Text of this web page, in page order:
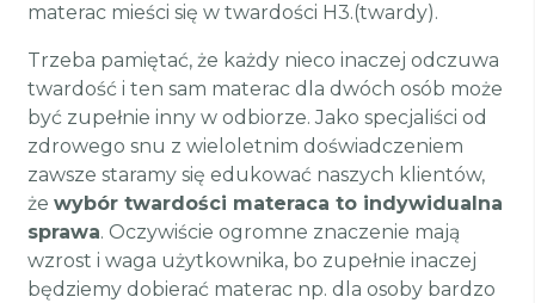
materac mieści się w twardości H3.(twardy).
Trzeba pamiętać, że każdy nieco inaczej odczuwa
twardość i ten sam materac dla dwóch osób może
być zupełnie inny w odbiorze. Jako specjaliści od
zdrowego snu z wieloletnim doświadczeniem
zawsze staramy się edukować naszych klientów,
że wybór twardości materaca to indywidualna
sprawa. Oczywiście ogromne znaczenie mają
wzrost i waga użytkownika, bo zupełnie inaczej
będziemy dobierać materac np. dla osoby bardzo